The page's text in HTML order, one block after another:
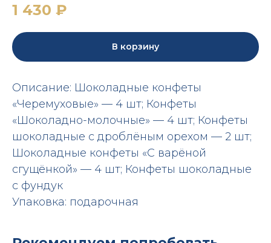
1 430 ₽
В корзину
Описание: Шоколадные конфеты
«Черемуховые» — 4 шт; Конфеты
«Шоколадно-молочные» — 4 шт; Конфеты
шоколадные с дроблёным орехом — 2 шт;
Шоколадные конфеты «С варёной
сгущёнкой» — 4 шт; Конфеты шоколадные
с фундук
Упаковка: подарочная